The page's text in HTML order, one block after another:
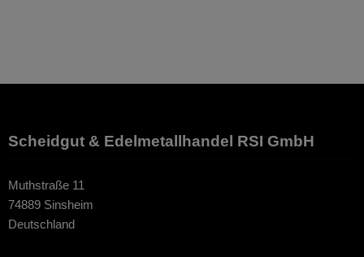
Scheidgut & Edelmetallhandel RSI GmbH
Muthstraße 11
74889 Sinsheim
Deutschland